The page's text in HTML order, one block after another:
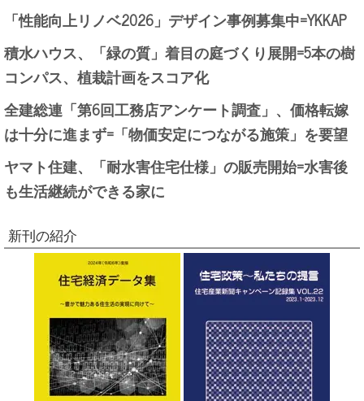
「性能向上リノベ2026」デザイン事例募集中=YKKAP
積水ハウス、「緑の質」着目の庭づくり展開=5本の樹
コンパス、植栽計画をスコア化
全建総連「第6回工務店アンケート調査」、価格転嫁
は十分に進まず=「物価安定につながる施策」を要望
ヤマト住建、「耐水害住宅仕様」の販売開始=水害後
も生活継続ができる家に
新刊の紹介